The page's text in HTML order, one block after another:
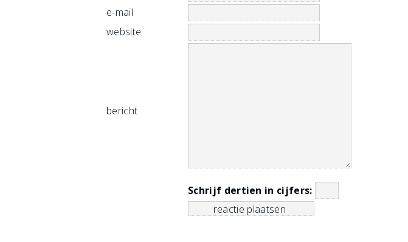
e-mail
website
bericht
Schrijf dertien in cijfers: